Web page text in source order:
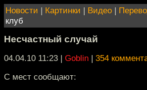
Новости | Картинки | Видео |
клуб
Несчастный случай
04.04.10 11:23 | Goblin | 354
С мест сообщают: